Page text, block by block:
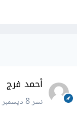
أحمد فرج
نشر8 ديسمبر 2016